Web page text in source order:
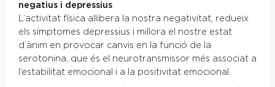
negatius i depressius
L’activitat física allibera la nostra negativitat, redueix
els símptomes depressius i millora el nostre estat
d’ànim en provocar canvis en la funció de la
serotonina, que és el neurotransmissor més associat a
l’estabilitat emocional i a la positivitat emocional.